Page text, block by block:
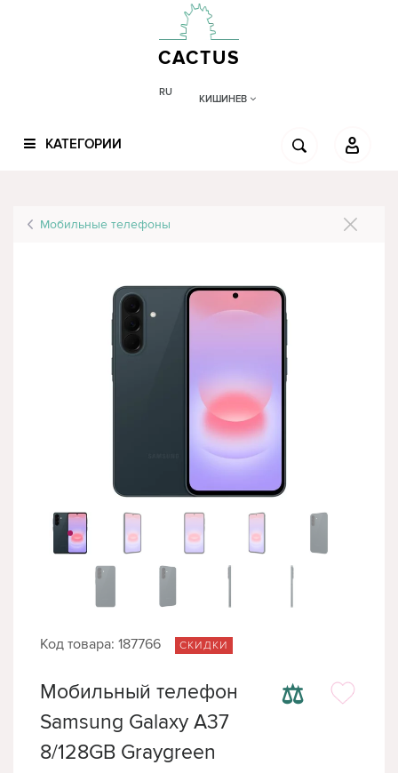
CACTUS
RU
КИШИНЕВ
КАТЕГОРИИ
Мобильные телефоны
Код товара: 187766 СКИДКИ
⚖
Мобильный телефон
Samsung Galaxy A37
8/128GB Graygreen